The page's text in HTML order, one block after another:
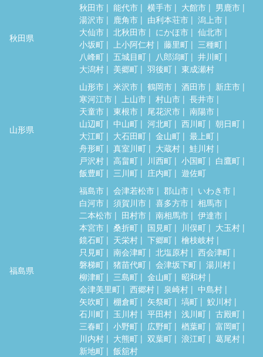
秋田県
秋田市 能代市 横手市 大館市
男鹿市
湯沢市
鹿角市 由利本荘市
潟上市
大仙市
北秋田市 にかほ市
仙北市
小坂町
上小阿仁村 藤里町
三種町
八峰町
五城目町 八郎潟町
井川町
大潟村
美郷町 羽後町 東成瀬村
山形県
山形市 米沢市 鶴岡市 酒田市
新庄市
寒河江市
上山市 村山市
長井市
天童市
東根市 尾花沢市
南陽市
山辺町
中山町 河北町 西川町
朝日町
大江町
大石田町 金山町
最上町
舟形町
真室川町 大蔵村
鮭川村
戸沢村
高畠町 川西町 小国町
白鷹町
飯豊町
三川町 庄内町 遊佐町
福島県
福島市 会津若松市 郡山市
いわき市
白河市
須賀川市 喜多方市
相馬市
二本松市
田村市 南相馬市
伊達市
本宮市
桑折町 国見町 川俣町
大玉村
鏡石町
天栄村 下郷町
檜枝岐村
只見町
南会津町 北塩原村
西会津町
磐梯町
猪苗代町 会津坂下町
湯川村
柳津町
三島町 金山町
昭和村
会津美里町
西郷村 泉崎村
中島村
矢吹町
棚倉町 矢祭町 塙町
鮫川村
石川町
玉川村 平田村 浅川町
古殿町
三春町
小野町 広野町 楢葉町
富岡町
川内村
大熊町 双葉町 浪江町
葛尾村
新地町
飯舘村